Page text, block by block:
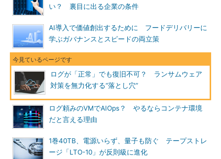
い？ 裏目に出る企業の条件
AI導入で価値創出するために フードデリバリーに
学ぶガバナンスとスピードの両立策
ログが「正常」でも復旧不可？ ランサムウェア
対策を無力化する“落とし穴”
ログ頼みのVMでAIOps？ やるならコンテナ環境
だと言える理由
1巻40TB、電源いらず、量子も防ぐ テープストレ
ージ「LTO-10」が反則級に進化